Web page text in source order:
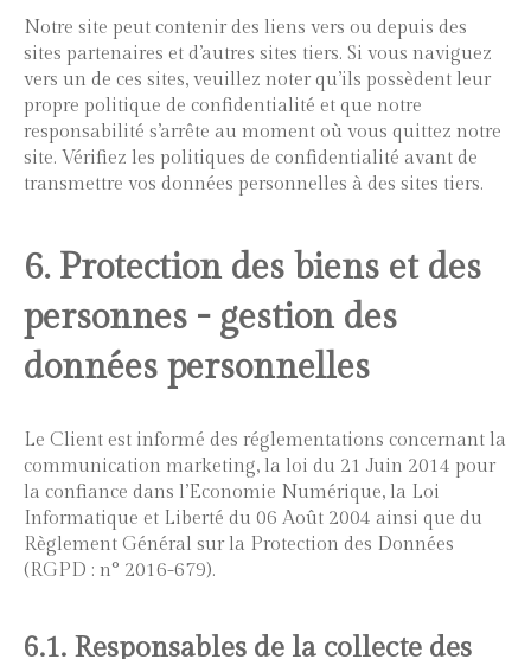
Notre site peut contenir des liens vers ou depuis des
sites partenaires et d’autres sites tiers. Si vous naviguez
vers un de ces sites, veuillez noter qu’ils possèdent leur
propre politique de confidentialité et que notre
responsabilité s’arrête au moment où vous quittez notre
site. Vérifiez les politiques de confidentialité avant de
transmettre vos données personnelles à des sites tiers.
6. Protection des biens et des
personnes - gestion des
données personnelles
Le Client est informé des réglementations concernant la
communication marketing, la loi du 21 Juin 2014 pour
la confiance dans l’Economie Numérique, la Loi
Informatique et Liberté du 06 Août 2004 ainsi que du
Règlement Général sur la Protection des Données
(RGPD : n° 2016-679).
6.1. Responsables de la collecte des